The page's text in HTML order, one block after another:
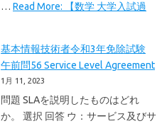
… Read More: 【数学 大学入試過
基本情報技術者令和3年免除試験
午前問56 Service Level Agreement
1月 11, 2023
問題 SLAを説明したものはどれ
か。 選択 回答 ウ：サービス及びサ